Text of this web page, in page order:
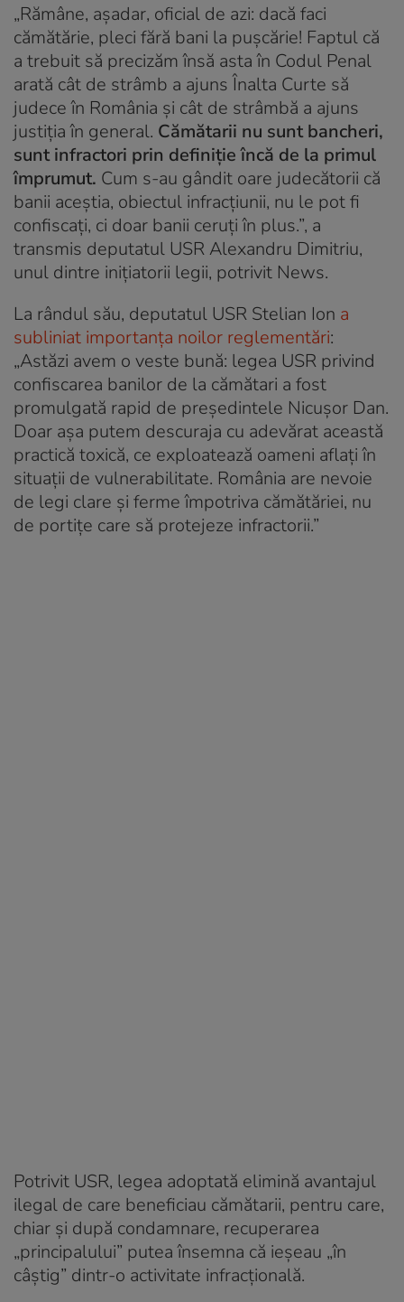
„Rămâne, aşadar, oficial de azi: dacă faci
cămătărie, pleci fără bani la puşcărie! Faptul că
a trebuit să precizăm însă asta în Codul Penal
arată cât de strâmb a ajuns Înalta Curte să
judece în România şi cât de strâmbă a ajuns
justiţia în general. Cămătarii nu sunt bancheri,
sunt infractori prin definiţie încă de la primul
împrumut. Cum s-au gândit oare judecătorii că
banii aceştia, obiectul infracţiunii, nu le pot fi
confiscaţi, ci doar banii ceruţi în plus.”, a
transmis deputatul USR Alexandru Dimitriu,
unul dintre inițiatorii legii, potrivit News.
La rândul său, deputatul USR Stelian Ion a
subliniat importanța noilor reglementări:
„Astăzi avem o veste bună: legea USR privind
confiscarea banilor de la cămătari a fost
promulgată rapid de preşedintele Nicuşor Dan.
Doar aşa putem descuraja cu adevărat această
practică toxică, ce exploatează oameni aflaţi în
situaţii de vulnerabilitate. România are nevoie
de legi clare şi ferme împotriva cămătăriei, nu
de portiţe care să protejeze infractorii.”
Potrivit USR, legea adoptată elimină avantajul
ilegal de care beneficiau cămătarii, pentru care,
chiar și după condamnare, recuperarea
„principalului” putea însemna că ieșeau „în
câștig” dintr-o activitate infracțională.